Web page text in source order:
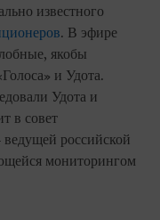
известного
. В эфире
якобы
и Удота.
Удота и
в совет
российской
мониторингом